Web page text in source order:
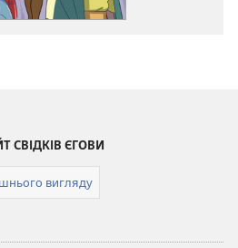
СВІДКІВ ЄГОВИ
вигляду